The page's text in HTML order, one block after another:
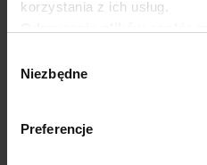
korzystania z ich usług.
oferowanych na naszej
zgody
Niezbędne
Preferencje